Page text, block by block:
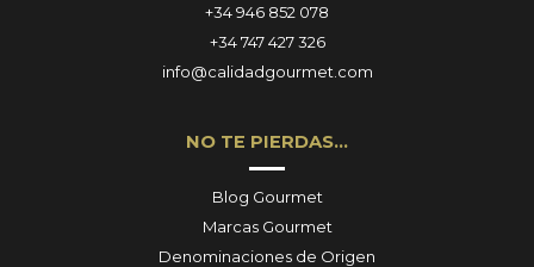
+34 946 852 078
+34 747 427 326
info@calidadgourmet.com
NO TE PIERDAS…
Blog Gourmet
Marcas Gourmet
Denominaciones de Origen